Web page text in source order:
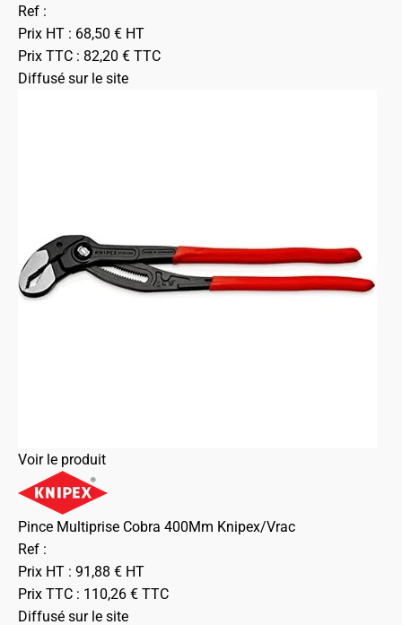
Ref :
Prix HT : 68,50 € HT
Prix TTC : 82,20 € TTC
Diffusé sur le site
Voir le produit
Pince Multiprise Cobra 400Mm Knipex/Vrac
Ref :
Prix HT : 91,88 € HT
Prix TTC : 110,26 € TTC
Diffusé sur le site